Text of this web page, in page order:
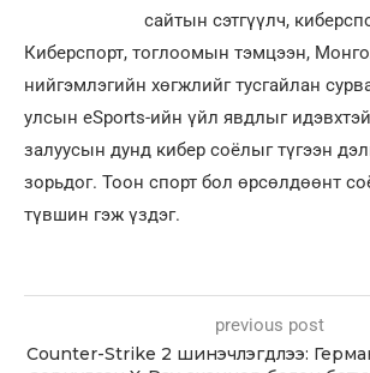
сайтын сэтгүүлч,
Киберспорт, тоглоомын тэмцээн,
нийгэмлэгийн хөгжлийг тусгайлан
улсын eSports-ийн үйл явдлыг
залуусын дунд кибер соёлыг түгээн
зорьдог. Тоон спорт бол өрсөлдөөнт
түвшин гэж үздэг.
previous post
Counter-Strike 2 шинэчлэгдлээ: